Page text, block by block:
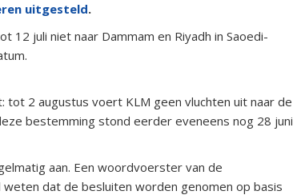
uitgesteld.
12 juli niet naar Dammam en Riyadh in Saoedi-
2 augustus voert KLM geen vluchten uit naar de
bestemming stond eerder eveneens nog 28 juni
aan. Een woordvoerster van de
dat de besluiten worden genomen op basis